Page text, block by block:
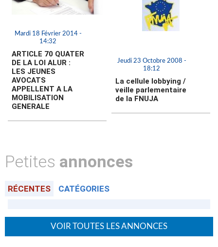
Mardi 18 Février 2014 -
14:32
ARTICLE 70 QUATER
DE LA LOI ALUR :
LES JEUNES
AVOCATS
APPELLENT A LA
MOBILISATION
GENERALE
Jeudi 23 Octobre 2008 -
18:12
La cellule lobbying /
veille parlementaire
de la FNUJA
Petites annonces
RÉCENTES CATÉGORIES
VOIR TOUTES LES ANNONCES